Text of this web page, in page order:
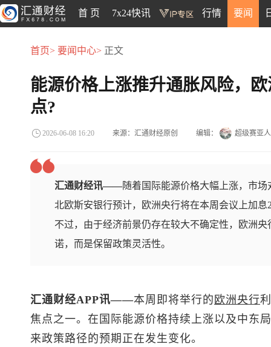
首 页 7x24快讯 行情 要闻
首页> 要闻中心> 正文
能源价格上涨推升通胀风险，
点?
2026-06-08 16:20 来源：汇通财经原创 编辑： 超级赛亚人
汇通财经讯——随着国际能源价格大幅上涨，市
北欧斯安银行预计，欧洲央行将在本周会议上加
不过，由于经济前景仍存在较大不确定性，欧洲
诺，而是保留政策灵活性。
汇通财经APP讯——本周即将举行的 欧洲央行
焦点之一。在国际能源价格持续上涨以及中东
来政策路径的预期正在发生变化。